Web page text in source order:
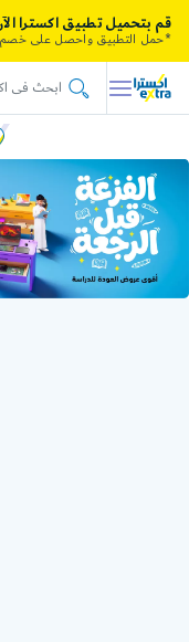
قم بتحميل تطبيق اكسترا
*حمل التطبيق واحصل على خصم 5%